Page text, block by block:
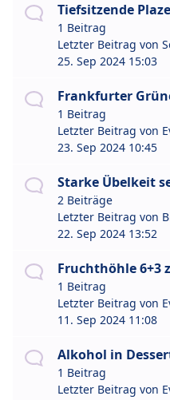
Tiefsitzende
1 Beitrag
Letzter Beitrag von
25. Sep 2024 15:03
Frankfurter
1 Beitrag
Letzter Beitrag von
23. Sep 2024 10:45
Starke Übelkeit
2 Beiträge
Letzter Beitrag von
22. Sep 2024 13:52
Fruchthöhle 6+3
1 Beitrag
Letzter Beitrag von
11. Sep 2024 11:08
Alkohol in
1 Beitrag
Letzter Beitrag von